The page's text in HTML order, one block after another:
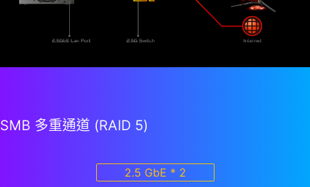
SMB 多重通道 (RAID 5)
2.5 GbE * 2